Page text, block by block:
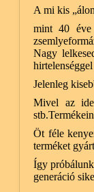
A mi kis
mint 40 éve
Nagy
Jelenleg
Mivel az
Öt féle
terméket
Így
generáció